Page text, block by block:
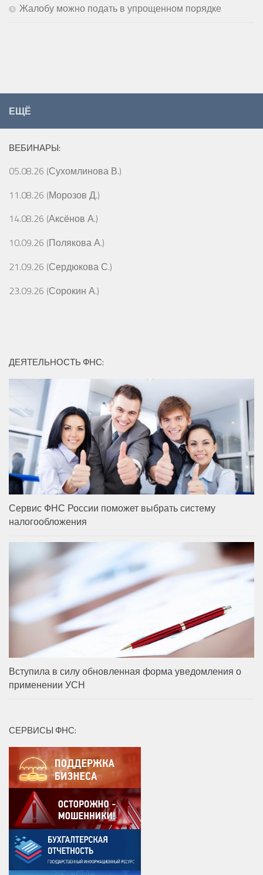
Жалобу можно подать в упрощенном порядке
ЕЩЁ
ВЕБИНАРЫ:
05.08.26 (Сухомлинова В.)
11.08.26 (Морозов Д.)
14.08.26 (Аксёнов А.)
10.09.26 (Полякова А.)
21.09.26 (Сердюкова С.)
23.09.26 (Сорокин А.)
ДЕЯТЕЛЬНОСТЬ ФНС:
Сервис ФНС России поможет выбрать систему
налогообложения
Вступила в силу обновленная форма уведомления о
применении УСН
СЕРВИСЫ ФНС: